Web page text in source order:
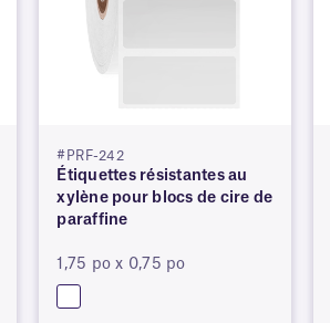
#PRF-242
Étiquettes résistantes au
xylène pour blocs de cire de
paraffine
1,75 po x 0,75 po